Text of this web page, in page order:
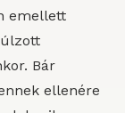
emellett
Bár
ellenére